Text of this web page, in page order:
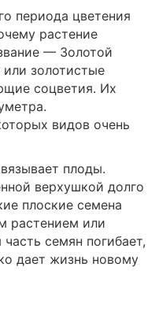
периода цветения
растение
— Золотой
золотистые
соцветия. Их
видов очень
плоды.
верхушкой долго
плоские семена
растением или
семян погибает,
дает жизнь новому